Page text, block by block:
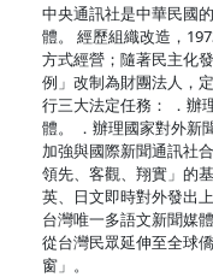
中央通訊社是中華民國
體。 經歷組織改造，
方式經營；隨著民主化
例」改制為財團法人，
行三大法定任務： ．辦
體。 ．辦理國家對外新
加強與國際新聞通訊社
領先、客觀、翔實」的
英、日文即時對外發出
台灣唯一多語文新聞媒
從台灣民眾延伸至全球
窗」。